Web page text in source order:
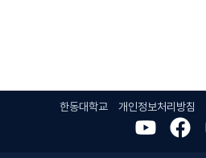
한동대학교 개인정보처리방침